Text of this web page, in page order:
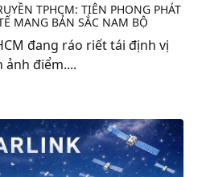
TPHCM: TIÊN PHONG PHÁT
MANG BẢN SẮC NAM BỘ
đang ráo riết tái định vị
ảnh điểm....